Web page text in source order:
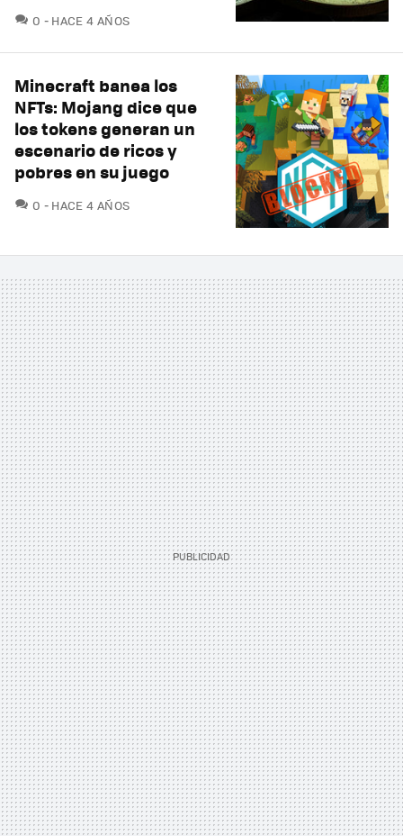
0 COMENTARIOS
HACE 4 AÑOS
Minecraft banea los
NFTs: Mojang dice que
los tokens generan un
escenario de ricos y
pobres en su juego
0 COMENTARIOS
HACE 4 AÑOS